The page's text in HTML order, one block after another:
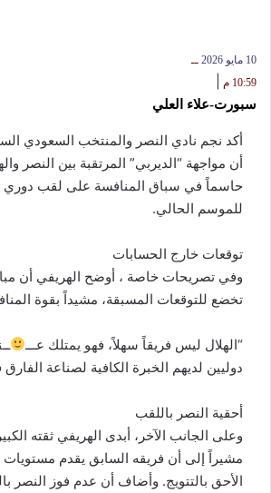
10 مايو 2026
10:59 م
سبورت-علاء العلي
أكد نجم نادي النصر والمنتخب السعودي
أن مواجهة “الديربي” المرتقبة بين النصر
حاسماً في سباق المنافسة على لقب
للموسم الحالي.
توقعات خارج الحسابات
وفي تصريحات خاصة ، أوضح الهريفي أن
تخضع للتوقعات المسبقة، مشيداً بقوة
“الهلال ليس فريقاً سهلاً، فهو يمتلك عـــ
دوليين لديهم الخبرة الكافية لصناعة
أحقية النصر باللقب
وعلى الجانب الآخر، أبدى الهريفي ثقته
مشيراً إلى أن فريقه السابق يقدم مستويات
الأحق بالتتويج. وأضاف أن عدم فوز النصر